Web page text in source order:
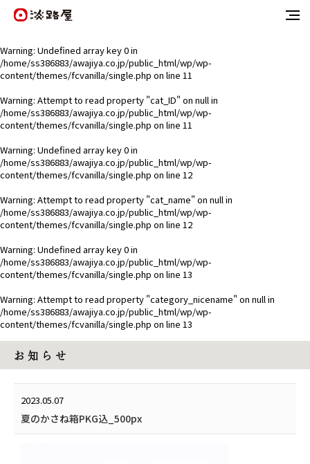
Warning: Undefined array key 0 in
/home/ss386883/awajiya.co.jp/public_html/wp/wp-
content/themes/fcvanilla/single.php on line 11
Warning: Attempt to read property "cat_ID" on null in
/home/ss386883/awajiya.co.jp/public_html/wp/wp-
content/themes/fcvanilla/single.php on line 11
Warning: Undefined array key 0 in
/home/ss386883/awajiya.co.jp/public_html/wp/wp-
content/themes/fcvanilla/single.php on line 12
Warning: Attempt to read property "cat_name" on null in
/home/ss386883/awajiya.co.jp/public_html/wp/wp-
content/themes/fcvanilla/single.php on line 12
Warning: Undefined array key 0 in
/home/ss386883/awajiya.co.jp/public_html/wp/wp-
content/themes/fcvanilla/single.php on line 13
Warning: Attempt to read property "category_nicename" on null in
/home/ss386883/awajiya.co.jp/public_html/wp/wp-
content/themes/fcvanilla/single.php on line 13
お 知 ら せ
2023.05.07
夏のかさね箱PKG込_500px